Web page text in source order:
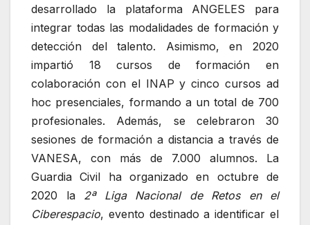
desarrollado la plataforma ANGELES para
integrar todas las modalidades de formación y
detección del talento. Asimismo, en 2020
impartió 18 cursos de formación en
colaboración con el INAP y cinco cursos ad
hoc presenciales, formando a un total de 700
profesionales. Además, se celebraron 30
sesiones de formación a distancia a través de
VANESA, con más de 7.000 alumnos. La
Guardia Civil ha organizado en octubre de
2020 la 2ª Liga Nacional de Retos en el
Ciberespacio, evento destinado a identificar el